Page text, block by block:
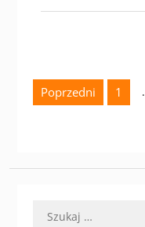
Nawigacja
po
Poprzedni 1